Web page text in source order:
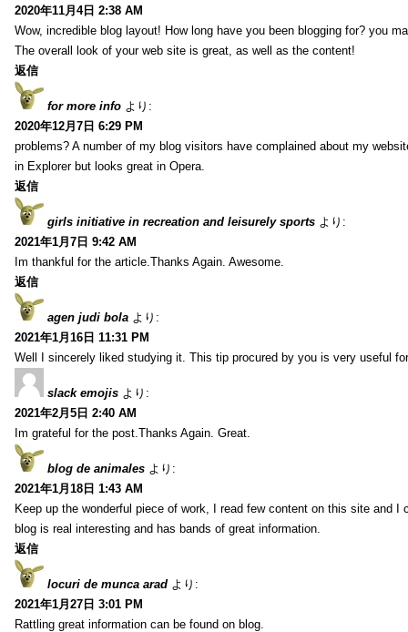
2020年11月4日 2:38 AM
Wow, incredible blog layout! How long have you been blogging for? you
The overall look of your web site is great, as well as the content!
返信
for more info より:
2020年12月7日 6:29 PM
problems? A number of my blog visitors have complained about my
in Explorer but looks great in Opera.
返信
girls initiative in recreation and leisurely sports より:
2021年1月7日 9:42 AM
Im thankful for the article.Thanks Again. Awesome.
返信
agen judi bola より:
2021年1月16日 11:31 PM
Well I sincerely liked studying it. This tip procured by you is very useful
slack emojis より:
2021年2月5日 2:40 AM
Im grateful for the post.Thanks Again. Great.
blog de animales より:
2021年1月18日 1:43 AM
Keep up the wonderful piece of work, I read few content on this site and I
blog is real interesting and has bands of great information.
返信
locuri de munca arad より:
2021年1月27日 3:01 PM
Rattling great information can be found on blog.